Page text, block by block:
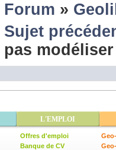
Forum »
Sujet
pas
L'EMPLOI
Offres d'emploi
Banque de CV